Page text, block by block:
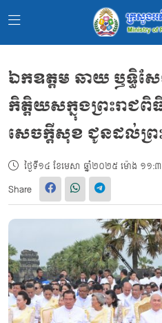
ឯកឧត្តម ឆាយ ឫទ្ធិស
កិត្តិយសក្នុងព្រះរាជ
សេចក្តីសុខ ជូនដល់ព្រះ
ថ្ងៃទី១៤ ខែមេសា ឆ្នាំ២០២៥ ម៉ោង ១១:
Share